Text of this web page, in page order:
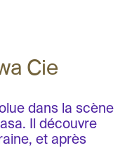
Cie
dans la scène
Il découvre
et après